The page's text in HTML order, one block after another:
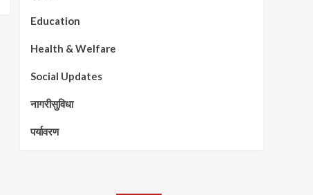
Education
Health & Welfare
Social Updates
नागरीसुविधा
पर्यावरण